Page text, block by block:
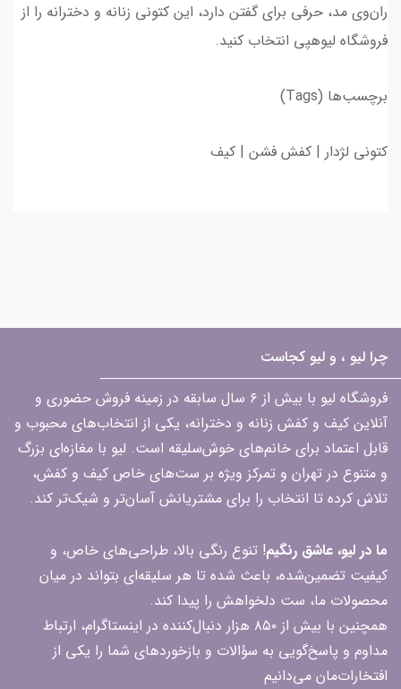
ران‌وی مد، حرفی برای گفتن دارد، این کتونی زنانه و دخترانه را از
فروشگاه لیوهپی انتخاب کنید.
برچسب‌ها (Tags)
کتونی لژدار | کفش فشن | کیف
چرا لیو ، و لیو کجاست
فروشگاه لیو با بیش از ۶ سال سابقه در زمینه فروش حضوری و
آنلاین کیف و کفش زنانه و دخترانه، یکی از انتخاب‌های محبوب و
قابل اعتماد برای خانم‌های خوش‌سلیقه است. لیو با مغازه‌ای بزرگ
و متنوع در تهران و تمرکز ویژه بر ست‌های خاص کیف و کفش،
تلاش کرده تا انتخاب را برای مشتریانش آسان‌تر و شیک‌تر کند.
ما در لیو، عاشق رنگیم! تنوع رنگی بالا، طراحی‌های خاص، و
کیفیت تضمین‌شده، باعث شده تا هر سلیقه‌ای بتواند در میان
محصولات ما، ست دلخواهش را پیدا کند.
همچنین با بیش از ۸۵۰ هزار دنبال‌کننده در اینستاگرام، ارتباط
مداوم و پاسخ‌گویی به سؤالات و بازخوردهای شما را یکی از
افتخارات‌مان می‌دانیم